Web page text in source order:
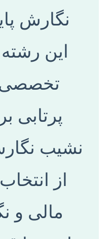
نگارش
این
تخصصی
پرتابی
نشیب
از
مالی و